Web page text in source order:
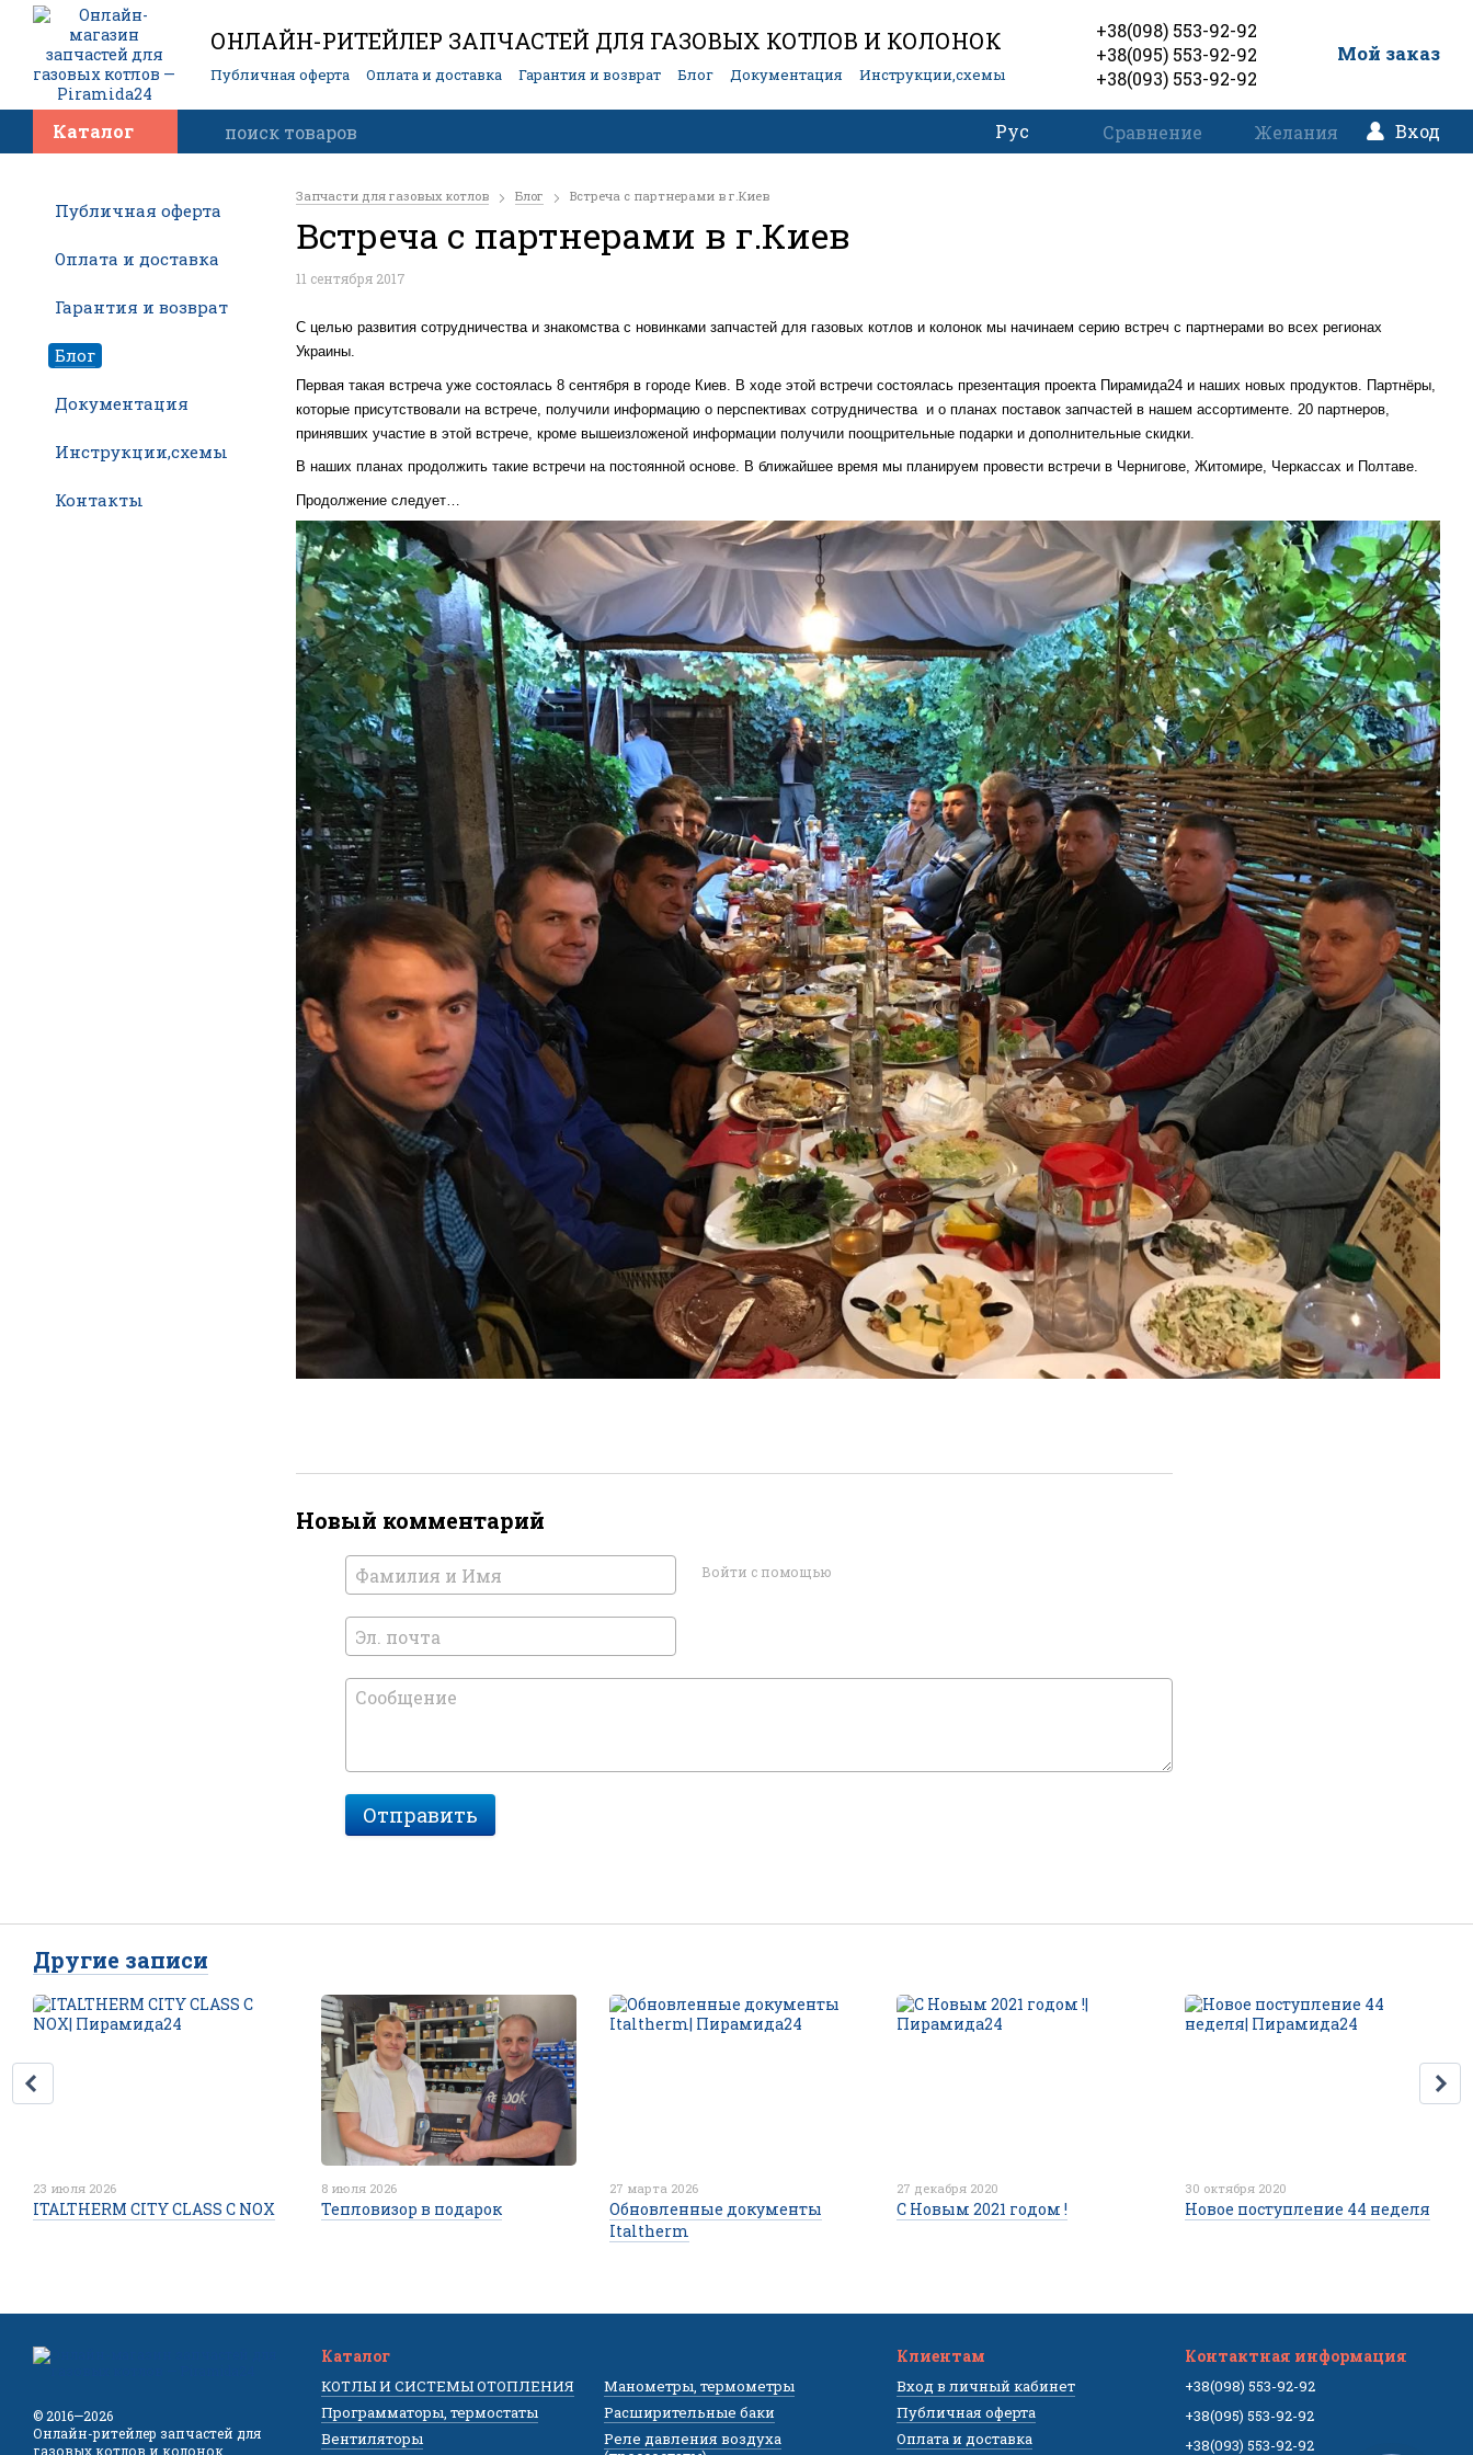
ОНЛАЙН-РИТЕЙЛЕР ЗАПЧАСТЕЙ ДЛЯ ГАЗОВЫХ КОТЛОВ И КОЛОНОК
Публичная оферта Оплата и доставка Гарантия и возврат Блог Документация
Инструкции,схемы
+38(098) 553-92-92
+38(095) 553-92-92
+38(093) 553-92-92
Мой заказ
Каталог Рус Сравнение Желания Вход
Запчасти для газовых котлов Блог Встреча с партнерами в г.Киев
Встреча с партнерами в г.Киев
11 сентября 2017
С целью развития сотрудничества и знакомства с новинками запчастей для газовых котлов и колонок мы начинаем серию встреч с партнерами во всех регионах
Украины.
Первая такая встреча уже состоялась 8 сентября в городе Киев. В ходе этой встречи состоялась презентация проекта Пирамида24 и наших новых продуктов. Партнёры,
которые присутствовали на встрече, получили информацию о перспективах сотрудничества и о планах поставок запчастей в нашем ассортименте. 20 партнеров,
принявших участие в этой встрече, кроме вышеизложеной информации получили поощрительные подарки и дополнительные скидки.
В наших планах продолжить такие встречи на постоянной основе. В ближайшее время мы планируем провести встречи в Чернигове, Житомире, Черкассах и Полтаве.
Продолжение следует…
Новый комментарий
Войти с помощью
Отправить
Публичная оферта
Оплата и доставка
Гарантия и возврат
Блог
Документация
Инструкции,схемы
Контакты
Другие записи
23 июля 2026
ITALTHERM CITY CLASS C NOX
8 июля 2026
Тепловизор в подарок
27 марта 2026
Обновленные документы
Italtherm
27 декабря 2020
С Новым 2021 годом !
30 октября 2020
Новое поступление 44 неделя
© 2016—2026
Онлайн-ритейлер запчастей для
газовых котлов и колонок
Каталог
КОТЛЫ И СИСТЕМЫ ОТОПЛЕНИЯ
Программаторы, термостаты
Вентиляторы
Манометры, термометры
Расширительные баки
Реле давления воздуха
Клиентам
Вход в личный кабинет
Публичная оферта
Оплата и доставка
Контактная информация
+38(098) 553-92-92
+38(095) 553-92-92
+38(093) 553-92-92